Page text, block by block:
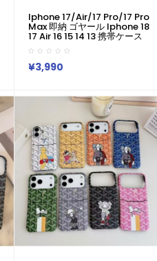
Iphone 17/air/17 Pro/17 Pro
Max 即納 ゴヤール Iphone 18
17 Air 16 15 14 13 携帯ケース
ゴヤール風クラシックトート
柄金縁ケース Goyard アイホ
ン18 17 16 14 15 Pro Max Air
ケースカバー 芸能人愛用 上品
Max 16 15 14 13pro Maxケー
ス ゴヤール Goyard アイホ
ン 18 17e 16 15 14 13 12 Airケ
ース
¥3,990